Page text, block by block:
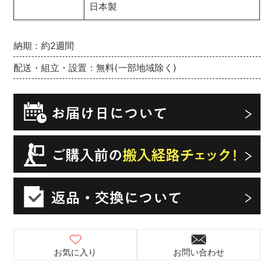
納期：約2週間
配送・組立・設置：無料(一部地域除く)
お気に入り お問い合わせ
日本製